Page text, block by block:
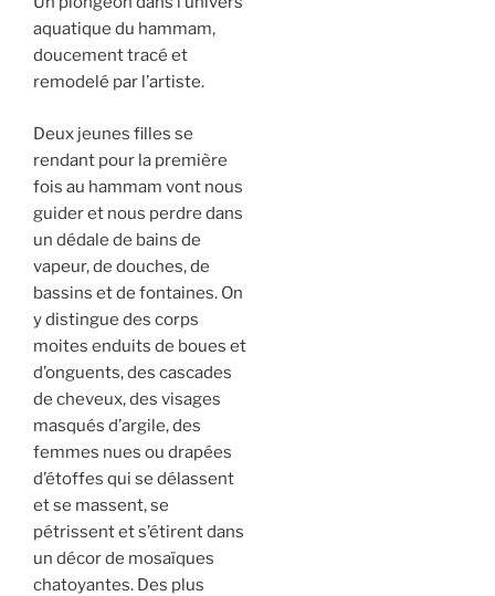
aquatique du hammam,
doucement tracé et
remodelé par l’artiste.
Deux jeunes filles se
rendant pour la première
fois au hammam vont nous
guider et nous perdre dans
un dédale de bains de
vapeur, de douches, de
bassins et de fontaines. On
y distingue des corps
moites enduits de boues et
d’onguents, des cascades
de cheveux, des visages
masqués d’argile, des
femmes nues ou drapées
d’étoffes qui se délassent
et se massent, se
pétrissent et s’étirent dans
un décor de mosaïques
chatoyantes. Des plus